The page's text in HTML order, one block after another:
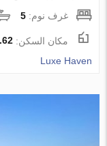
غرف نوم:5
مكان السكن:
Luxe Haven